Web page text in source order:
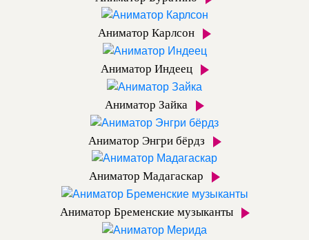
Аниматор Карлсон
Аниматор Индеец
Аниматор Зайка
Аниматор Энгри бёрдз
Аниматор Мадагаскар
Аниматор Бременские музыканты